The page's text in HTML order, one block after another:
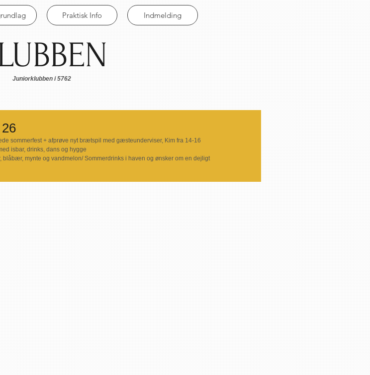
Praktisk Info Indmelding
Juniorklubben i 5762
sommerfest + afprøve nyt brætspil med gæsteunderviser, Kim fra 14-16
isbar, drinks, dans og hygge
mynte og vandmelon/ Sommerdrinks i haven og ønsker om en dejligt